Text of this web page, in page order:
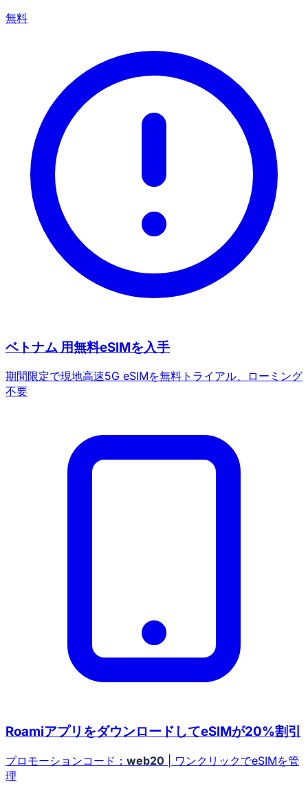
無料
ベトナム 用無料eSIMを入手
期間限定で現地高速5G eSIMを無料トライアル、ローミング
不要
RoamiアプリをダウンロードしてeSIMが20%割引
プロモーションコード： web20 | ワンクリックでeSIMを管
理